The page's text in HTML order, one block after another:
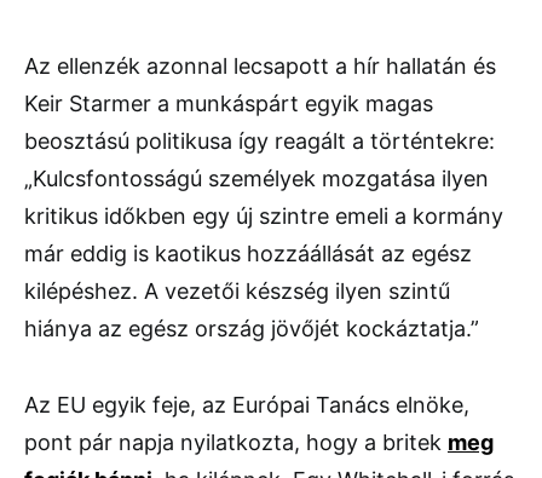
Az ellenzék azonnal lecsapott a hír hallatán és
Keir Starmer a munkáspárt egyik magas
beosztású politikusa így reagált a történtekre:
„Kulcsfontosságú személyek mozgatása ilyen
kritikus időkben egy új szintre emeli a kormány
már eddig is kaotikus hozzáállását az egész
kilépéshez. A vezetői készség ilyen szintű
hiánya az egész ország jövőjét kockáztatja.”
Az EU egyik feje, az Európai Tanács elnöke,
pont pár napja nyilatkozta, hogy a britek meg